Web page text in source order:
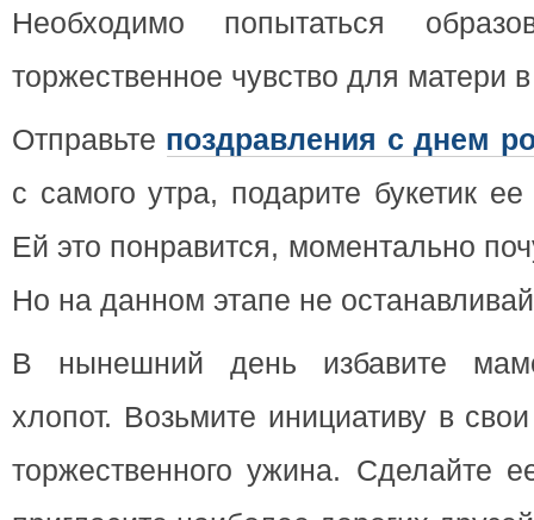
Необходимо попытаться
торжественное чувство для матери
Отправьте поздравления с днем
с самого утра, подарите букетик
Ей это понравится, моментально
Но на данном этапе не
В нынешний день избавите
хлопот. Возьмите инициативу в
торжественного ужина. Сделайте